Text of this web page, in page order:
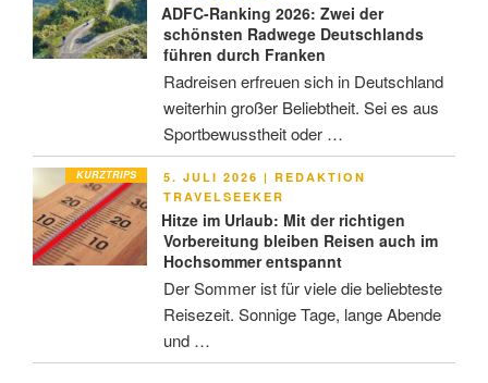
ADFC-Ranking 2026: Zwei der
schönsten Radwege Deutschlands
führen durch Franken
Radreisen erfreuen sich in Deutschland
weiterhin großer Beliebtheit. Sei es aus
Sportbewusstheit oder …
KURZTRIPS
VERÖFFENTLICHT
AM
5. JULI 2026 | REDAKTION
TRAVELSEEKER
Hitze im Urlaub: Mit der richtigen
Vorbereitung bleiben Reisen auch im
Hochsommer entspannt
Der Sommer ist für viele die beliebteste
Reisezeit. Sonnige Tage, lange Abende
und …